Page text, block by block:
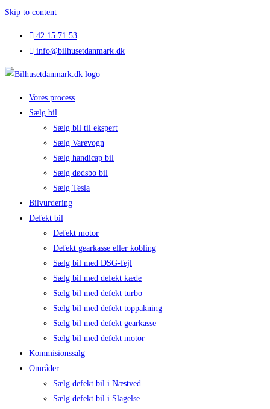
Skip to content
42 15 71 53
info@bilhusetdanmark.dk
Vores process
Sælg bil
Sælg bil til ekspert
Sælg Varevogn
Sælg handicap bil
Sælg dødsbo bil
Sælg Tesla
Bilvurdering
Defekt bil
Defekt motor
Defekt gearkasse eller kobling
Sælg bil med DSG-fejl
Sælg bil med defekt kæde
Sælg bil med defekt turbo
Sælg bil med defekt toppakning
Sælg bil med defekt gearkasse
Sælg bil med defekt motor
Kommisionssalg
Områder
Sælg defekt bil i Næstved
Sælg defekt bil i Slagelse